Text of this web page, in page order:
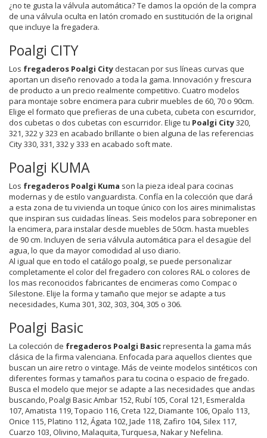
¿no te gusta la válvula automática? Te damos la opción de la compra
de una válvula oculta en latón cromado en sustitución de la original
que incluye la fregadera.
Poalgi CITY
Los fregaderos Poalgi City destacan por sus líneas curvas que
aportan un diseño renovado a toda la gama. Innovación y frescura
de producto a un precio realmente competitivo. Cuatro modelos
para montaje sobre encimera para cubrir muebles de 60, 70 o 90cm.
Elige el formato que prefieras de una cubeta, cubeta con escurridor,
dos cubetas o dos cubetas con escurridor. Elige tu Poalgi City320,
321, 322 y 323 en acabado brillante o bien alguna de las referencias
City 330, 331, 332 y 333 en acabado soft mate.
Poalgi KUMA
Los fregaderos Poalgi Kuma son la pieza ideal para cocinas
modernas y de estilo vanguardista. Confía en la colección que dará
a esta zona de tu vivienda un toque único con los aires minimalistas
que inspiran sus cuidadas líneas. Seis modelos para sobreponer en
la encimera, para instalar desde muebles de 50cm. hasta muebles
de 90 cm. Incluyen de seria válvula automática para el desagüe del
agua, lo que da mayor comodidad al uso diario.
Al igual que en todo el catálogo poalgi, se puede personalizar
completamente el color del fregadero con colores RAL o colores de
los mas reconocidos fabricantes de encimeras como Compac o
Silestone. Elije la forma y tamaño que mejor se adapte a tus
necesidades, Kuma 301, 302, 303, 304, 305 o 306.
Poalgi Basic
La colección de fregaderos Poalgi Basicrepresenta la gama más
clásica de la firma valenciana. Enfocada para aquellos clientes que
buscan un aire retro o vintage. Más de veinte modelos sintéticos con
diferentes formas y tamaños para tu cocina o espacio de fregado.
Busca el modelo que mejor se adapte a las necesidades que andas
buscando, Poalgi Basic Ambar 152, Rubí 105, Coral 121, Esmeralda
107, Amatista 119, Topacio 116, Creta 122, Diamante 106, Opalo 113,
Onice 115, Platino 112, Ágata 102, Jade 118, Zafiro 104, Silex 117,
Cuarzo 103, Olivino, Malaquita, Turquesa, Nakar y Nefelina.